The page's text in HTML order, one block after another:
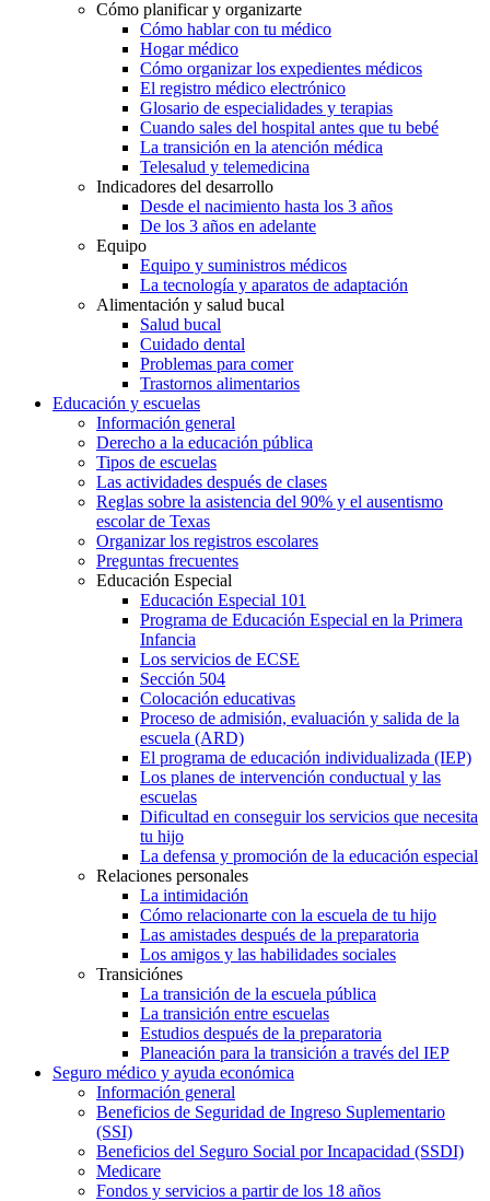
Cómo planificar y organizarte
Cómo hablar con tu médico
Hogar médico
Cómo organizar los expedientes médicos
El registro médico electrónico
Glosario de especialidades y terapias
Cuando sales del hospital antes que tu bebé
La transición en la atención médica
Telesalud y telemedicina
Indicadores del desarrollo
Desde el nacimiento hasta los 3 años
De los 3 años en adelante
Equipo
Equipo y suministros médicos
La tecnología y aparatos de adaptación
Alimentación y salud bucal
Salud bucal
Cuidado dental
Problemas para comer
Trastornos alimentarios
Educación y escuelas
Información general
Derecho a la educación pública
Tipos de escuelas
Las actividades después de clases
Reglas sobre la asistencia del 90% y el ausentismo
escolar de Texas
Organizar los registros escolares
Preguntas frecuentes
Educación Especial
Educación Especial 101
Programa de Educación Especial en la Primera
Infancia
Los servicios de ECSE
Sección 504
Colocación educativas
Proceso de admisión, evaluación y salida de la
escuela (ARD)
El programa de educación individualizada (IEP)
Los planes de intervención conductual y las
escuelas
Dificultad en conseguir los servicios que necesita
tu hijo
La defensa y promoción de la educación especial
Relaciones personales
La intimidación
Cómo relacionarte con la escuela de tu hijo
Las amistades después de la preparatoria
Los amigos y las habilidades sociales
Transiciónes
La transición de la escuela pública
La transición entre escuelas
Estudios después de la preparatoria
Planeación para la transición a través del IEP
Seguro médico y ayuda económica
Información general
Beneficios de Seguridad de Ingreso Suplementario
(SSI)
Beneficios del Seguro Social por Incapacidad (SSDI)
Medicare
Fondos y servicios a partir de los 18 años